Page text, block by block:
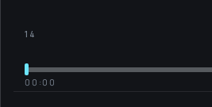
14
00:00